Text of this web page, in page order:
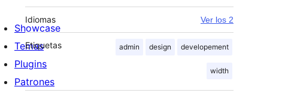
Idiomas Ver los 2
Etiquetas admin design developement
width
Showcase
Temas
Plugins
Patrones